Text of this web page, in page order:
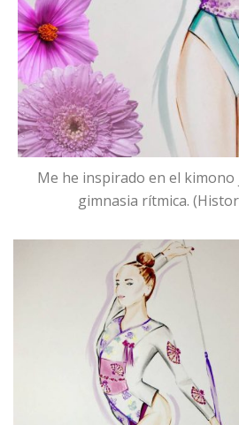
Me he inspirado en el
gimnasia rítmica.